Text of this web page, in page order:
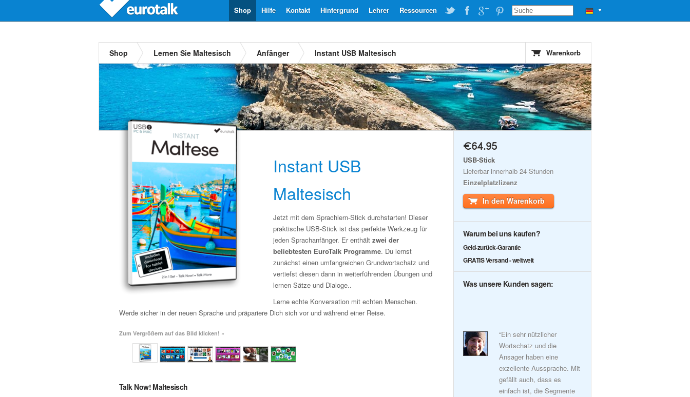
▼
Ressourcen
Lehrer
Hintergrund
Kontakt
Hilfe
Shop
Shop Lernen Sie Maltesisch Anfänger Instant USB Maltesisch Warenkorb
Instant USB
Maltesisch
Jetzt mit dem Sprachlern-Stick durchstarten! Dieser
praktische USB-Stick ist das perfekte Werkzeug für
jeden Sprachanfänger. Er enthält zwei der
beliebtesten EuroTalk Programme. Du lernst
zunächst einen umfangreichen Grundwortschatz und
vertiefst diesen dann in weiterführenden Übungen und
lernen Sätze und Dialoge..
Lerne echte Konversation mit echten Menschen.
Werde sicher in der neuen Sprache und präpariere Dich sich vor und während einer Reise.
Zum Vergrößern auf das Bild klicken! »
Talk Now! Maltesisch
€64.95
USB-Stick
Lieferbar innerhalb 24 Stunden
Einzelplatzlizenz
In den Warenkorb
Warum bei uns kaufen?
Geld-zurück-Garantie
GRATIS Versand - weltweit
Was unsere Kunden sagen:
“Ein sehr nützlicher
Wortschatz und die
Ansager haben eine
exzellente Aussprache. Mit
gefällt auch, dass es
einfach ist, die Segmente